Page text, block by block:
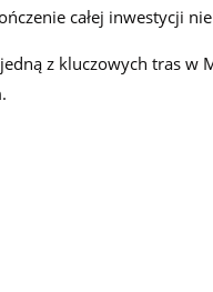
całej inwestycji
z kluczowych tras w